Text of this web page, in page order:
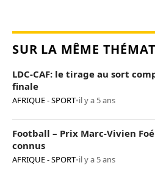
SUR LA MÊME
LDC-CAF: le tirage au sort
finale
AFRIQUE - SPORT•il y a 5 ans
Football – Prix Marc-Vivien
connus
AFRIQUE - SPORT•il y a 5 ans